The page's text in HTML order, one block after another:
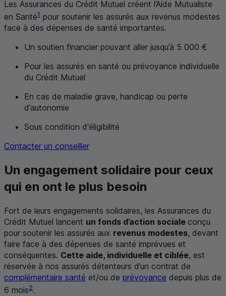
Les Assurances du Crédit Mutuel créent l’Aide Mutualiste
en Santé1 pour soutenir les assurés aux revenus modestes
face à des dépenses de santé importantes.
Un soutien financier pouvant aller jusqu’à 5 000 €
Pour les assurés en santé ou prévoyance individuelle
du Crédit Mutuel
En cas de maladie grave, handicap ou perte
d’autonomie
Sous condition d'éligibilité
Contacter un conseiller
Un engagement solidaire pour ceux
qui en ont le plus besoin
Fort de leurs engagements solidaires, les Assurances du
Crédit Mutuel lancent un fonds d’action sociale conçu
pour soutenir les assurés aux revenus modestes, devant
faire face à des dépenses de santé imprévues et
conséquentes. Cette aide, individuelle et ciblée, est
réservée à nos assurés détenteurs d’un contrat de
complémentaire santé et/ou de prévoyance depuis plus de
6 mois2.